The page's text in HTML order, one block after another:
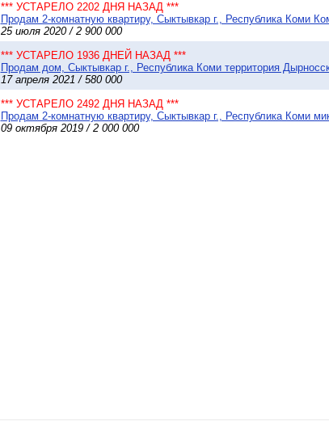
*** УСТАРЕЛО 2202 ДНЯ НАЗАД ***
Продам 2-комнатную квартиру, Сыктывкар г., Республика Коми
25 июля 2020 / 2 900 000
*** УСТАРЕЛО 1936 ДНЕЙ НАЗАД ***
Продам дом, Сыктывкар г., Республика Коми территория
17 апреля 2021 / 580 000
*** УСТАРЕЛО 2492 ДНЯ НАЗАД ***
Продам 2-комнатную квартиру, Сыктывкар г., Республика Коми
09 октября 2019 / 2 000 000